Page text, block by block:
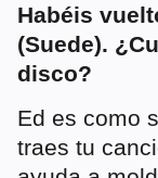
Habéis
(Suede).
disco?
Ed es como
traes tu